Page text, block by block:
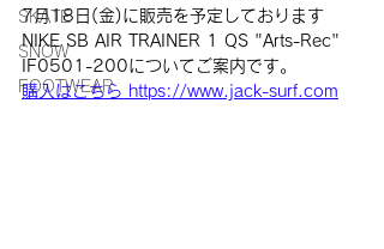
SKATE
SNOW
FOOTWEAR
7月18日(金)に販売を予定しております
NIKE SB AIR TRAINER 1 QS "Arts-Rec"
IF0501-200についてご案内です。
購入はこちら https://www.jack-surf.com